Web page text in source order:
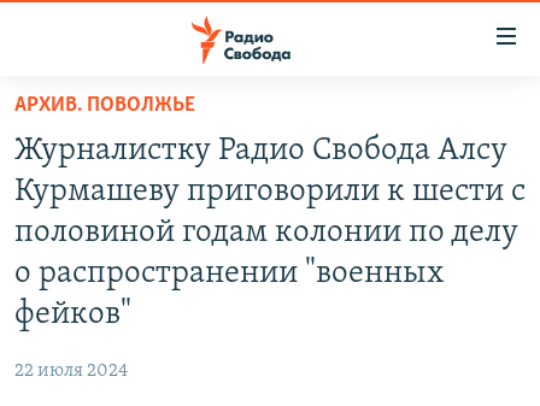
упрощенного
доступа
Вернуться
основному
содержанию
Вернутся
главной
ПОДКАСТЫ
АВТОРСКИЕ ПРОЕКТЫ
МНЕНИЯ
АРХИВ. ПОВОЛЖЬЕ
Журналистку Радио Свобода Алсу
Курмашеву приговорили к шести с
половиной годам колонии по делу
о распространении "военных
фейков"
22 июля 2024